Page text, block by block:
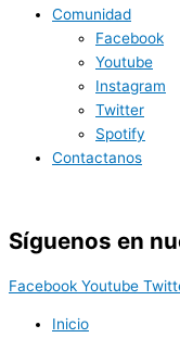
Comunidad
Facebook
Youtube
Instagram
Twitter
Spotify
Contactanos
Síguenos en
Facebook Youtube
Inicio